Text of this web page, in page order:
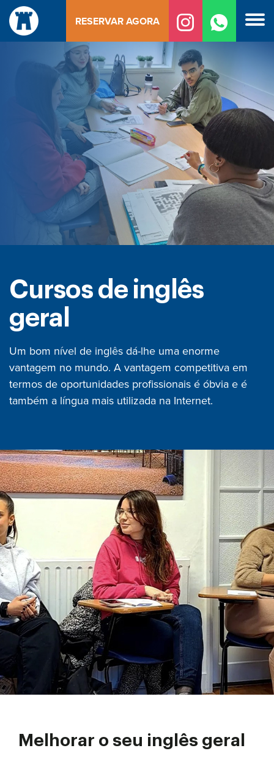
Saltar
para
o
RESERVAR AGORA
Cursos de inglês
geral
Um bom nível de inglês dá-lhe uma enorme
vantagem no mundo. A vantagem competitiva em
termos de oportunidades profissionais é óbvia e é
também a língua mais utilizada na Internet.
Melhorar o seu inglês geral